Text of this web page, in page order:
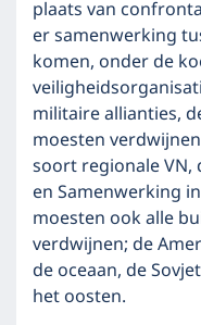
plaats van
er samenwerking
komen, onder de
militaire allianties,
moesten
soort regionale VN,
en Samenwerking
moesten ook alle
verdwijnen; de
de oceaan, de
het oosten.